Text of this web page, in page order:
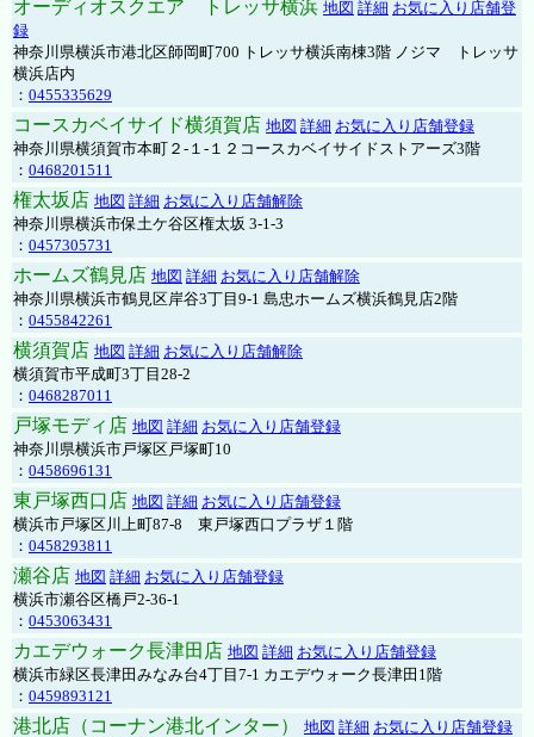
オーディオスクエア トレッサ横浜 地図 詳細 お気に入り店舗登
録
神奈川県横浜市港北区師岡町700 トレッサ横浜南棟3階 ノジマ トレッサ
横浜店内
： 0455335629
コースカベイサイド横須賀店 地図 詳細 お気に入り店舗登録
神奈川県横須賀市本町２-１-１２コースカベイサイドストアーズ3階
： 0468201511
権太坂店 地図 詳細 お気に入り店舗解除
神奈川県横浜市保土ケ谷区権太坂 3-1-3
： 0457305731
ホームズ鶴見店 地図 詳細 お気に入り店舗解除
神奈川県横浜市鶴見区岸谷3丁目9-1 島忠ホームズ横浜鶴見店2階
： 0455842261
横須賀店 地図 詳細 お気に入り店舗解除
横須賀市平成町3丁目28-2
： 0468287011
戸塚モディ店 地図 詳細 お気に入り店舗登録
神奈川県横浜市戸塚区戸塚町10
： 0458696131
東戸塚西口店 地図 詳細 お気に入り店舗登録
横浜市戸塚区川上町87-8 東戸塚西口プラザ１階
： 0458293811
瀬谷店 地図 詳細 お気に入り店舗登録
横浜市瀬谷区橋戸2-36-1
： 0453063431
カエデウォーク長津田店 地図 詳細 お気に入り店舗登録
横浜市緑区長津田みなみ台4丁目7-1 カエデウォーク長津田1階
： 0459893121
港北店（コーナン港北インター） 地図 詳細 お気に入り店舗登録